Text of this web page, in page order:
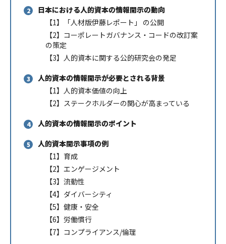
日本における人的資本の情報開示の動向
【1】「人材版伊藤レポート」 の公開
【2】コーポレートガバナンス・コードの改訂案
の策定
【3】人的資本に関する公的研究会の発足
人的資本の情報開示が必要とされる背景
【1】人的資本価値の向上
【2】ステークホルダーの関心が高まっている
人的資本の情報開示のポイント
人的資本開示事項の例
【1】育成
【2】エンゲージメント
【3】流動性
【4】ダイバーシティ
【5】健康・安全
【6】労働慣行
【7】コンプライアンス/倫理